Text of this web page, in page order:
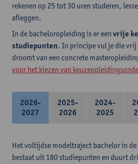
rekenen op 25 tot 30 uren studeren,
afleggen.
In de bacheloropleiding is er een vrije
studiepunten. In principe vul je die vrij
droomt van een concrete
voor het kiezen van
2026-
2027
2025-
2026
2024-
2025
Het voltijdse modeltraject bachelor in
bestaat uit 180 studiepunten en duurt